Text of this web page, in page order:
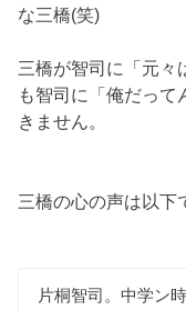
な三橋(笑)
三橋が智司に「元々
も智司に「俺だって
きません。
三橋の心の声は以下
片桐智司。中学ン